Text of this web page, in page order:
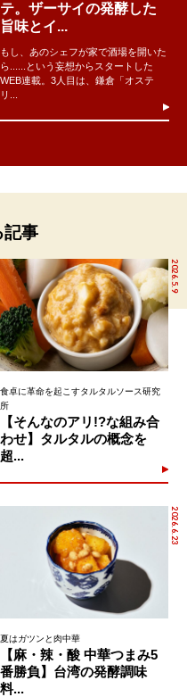
テ。ザーサイの発酵した
旨味とイ...
もし、あのシェフが家で酒場を開いた
ら......という妄想からスタートした
WEB連載。3人目は、鎌倉「オステ
リ...
記事
2026.5.9
食卓に革命を起こすタルタルソース研究
所
【そんなのアリ!?な組み合
わせ】タルタルの概念を
超...
2026.6.23
夏はガツンと肉中華
【麻・辣・酸 中華つまみ5
番勝負】台湾の発酵調味
料...